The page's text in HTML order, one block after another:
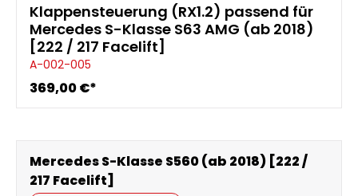
Klappensteuerung (RX1.2) passend für
Mercedes S-Klasse S63 AMG (ab 2018)
[222 / 217 Facelift]
A-002-005
369,00 €*
Mercedes S-Klasse S560 (ab 2018) [222 /
217 Facelift]